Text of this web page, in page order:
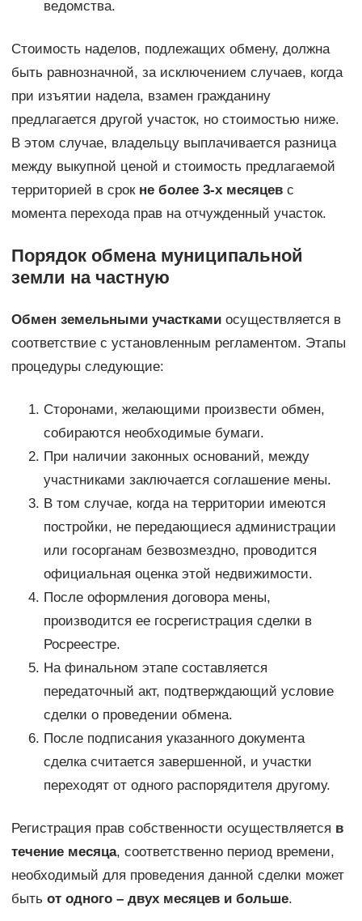
ведомства.
Стоимость наделов, подлежащих обмену, должна
быть равнозначной, за исключением случаев, когда
при изъятии надела, взамен гражданину
предлагается другой участок, но стоимостью ниже.
В этом случае, владельцу выплачивается разница
между выкупной ценой и стоимость предлагаемой
территорией в срок не более 3-х месяцевс
момента перехода прав на отчужденный участок.
Порядок обмена муниципальной
земли на частную
Обмен земельными участкамиосуществляется в
соответствие с установленным регламентом. Этапы
процедуры следующие:
Сторонами, желающими произвести обмен,
собираются необходимые бумаги.
При наличии законных оснований, между
участниками заключается соглашение мены.
В том случае, когда на территории имеются
постройки, не передающиеся администрации
или госорганам безвозмездно, проводится
официальная оценка этой недвижимости.
После оформления договора мены,
производится ее госрегистрация сделки в
Росреестре.
На финальном этапе составляется
передаточный акт, подтверждающий условие
сделки о проведении обмена.
После подписания указанного документа
сделка считается завершенной, и участки
переходят от одного распорядителя другому.
Регистрация прав собственности осуществляется в
течение месяца, соответственно период времени,
необходимый для проведения данной сделки может
быть от одного – двух месяцев и больше.